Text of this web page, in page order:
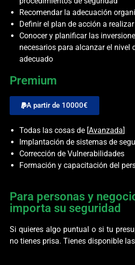
Recomendar la adecuación
Definir el plan de acción a realizar
Conocer y planificar las
necesarios para alcanzar el nivel
adecuado
Premium
A partir de 10000€
Todas las cosas de [Avanzada]
Implantación de sistemas de
Corrección de Vulnerabilidades
Formación y capacitación del
Para personas y
importa su seguridad
Si quieres algo puntual o si tu
no tienes prisa. Tienes disponible